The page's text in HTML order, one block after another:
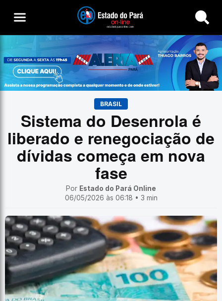
Buscar
BRASIL
Sistema do Desenrola é
liberado e renegociação de
dívidas começa em nova
fase
Por Estado do Pará Online
06/05/2026 às 06:18 • 3 min